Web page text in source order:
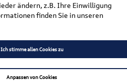
Q3 (F3)
Fahrzeuge
83A071151
ändern, z.B. Ihre Einwilligung
finden Sie in unseren
Ich stimme allen Cookies zu
Anpassen von Cookies